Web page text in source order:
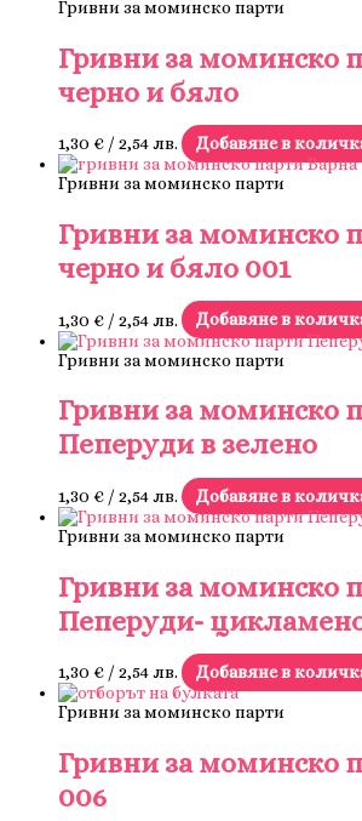
Гривни за моминско парти
Гривни за моминско
черно и бяло
1,30 € / 2,54 лв. Добавяне в
Гривни за моминско парти
Гривни за моминско
черно и бяло 001
1,30 € / 2,54 лв. Добавяне в
Гривни за моминско парти
Гривни за моминско
Пеперуди в зелено
1,30 € / 2,54 лв. Добавяне в
Гривни за моминско парти
Гривни за моминско
Пеперуди-
1,30 € / 2,54 лв. Добавяне в
Гривни за моминско парти
Гривни за моминско
006